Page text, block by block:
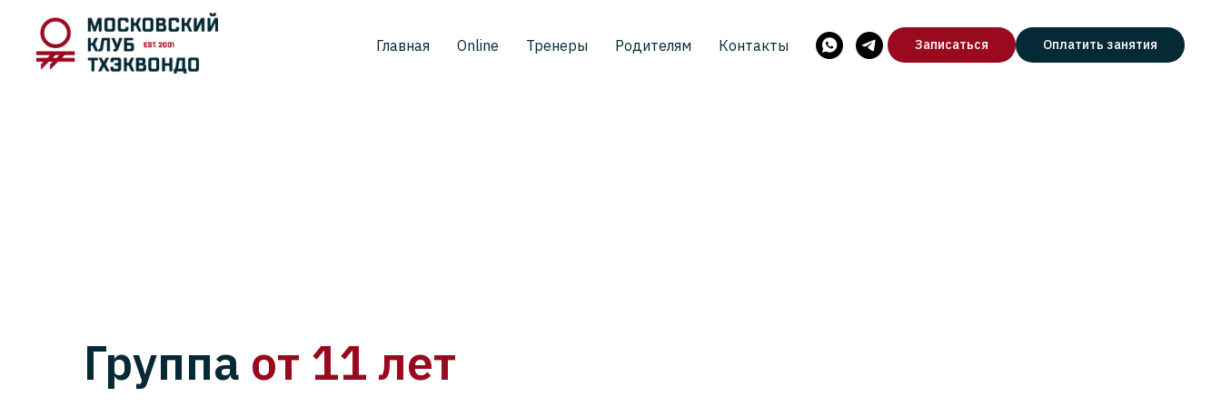
Главная Online Тренеры Родителям Контакты Записаться Оплатить занятия
Группа от 11 лет